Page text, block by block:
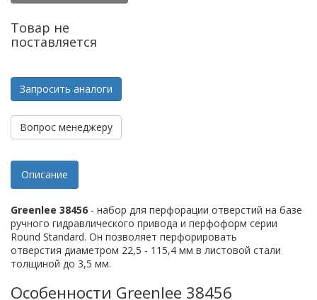
Товар не
поставляется
Запросить аналоги
Вопрос менеджеру
Описание
Greenlee 38456 - набор для перфорации отверстий на базе
ручного гидравлического привода и перфоформ серии
Round Standard. Он позволяет перфорировать
отверстия диаметром 22,5 - 115,4 мм в листовой стали
толщиной до 3,5 мм.
Особенности Greenlee 38456